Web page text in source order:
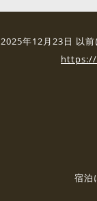
2025年12月23日 以前
https://
宿泊